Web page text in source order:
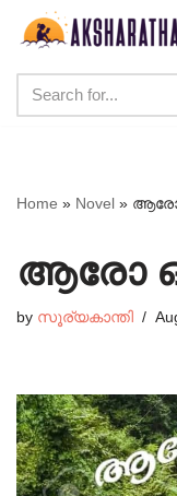
content
Home » Novel » ആരോ
ആരോ
by സൂര്യകാന്തി